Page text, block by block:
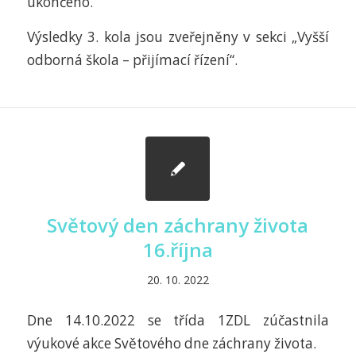
Výsledky 3. kola jsou zveřejněny v sekci „Vyšší
odborná škola – přijímací řízení“.
Světový den záchrany života
16.října
20. 10. 2022
Dne 14.10.2022 se třída 1ZDL zúčastnila
výukové akce Světového dne záchrany života.